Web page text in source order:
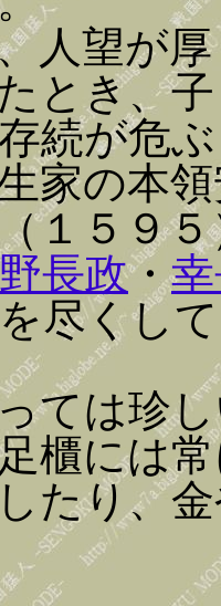
人望が
とき、
続が危
家の本
１５９
長政・
尽くし
ては珍
櫃には
たり、